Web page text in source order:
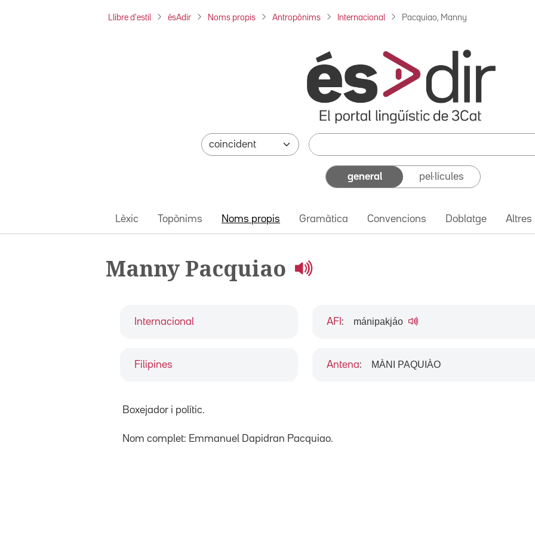
Llibre d'estil ésAdir Noms propis Antropònims Internacional Pacquiao, Manny
general pel·lícules
Lèxic Topònims Noms propis Gramàtica Convencions Doblatge Altres
Manny Pacquiao
Internacional
Filipines
AFI : mánipakjáo
Antena: MÀNI PAQUIÀO
Boxejador i polític.
Nom complet: Emmanuel Dapidran Pacquiao.